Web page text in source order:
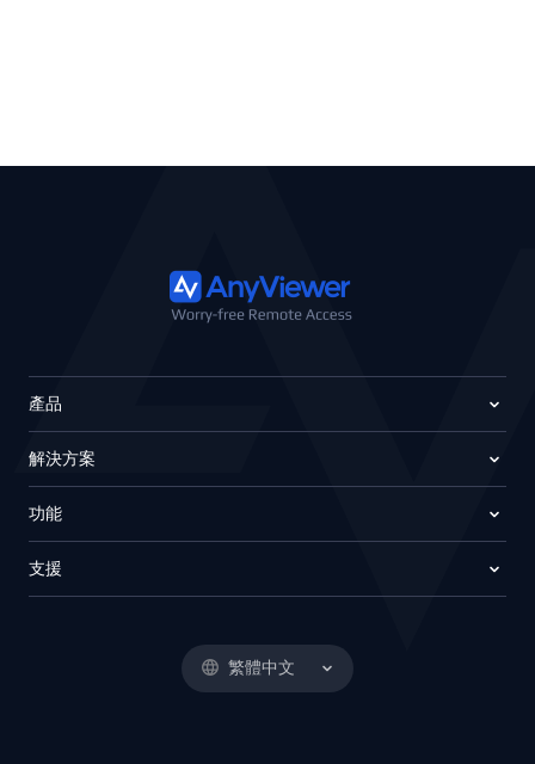
繁體中文
產品
解決方案
功能
支援